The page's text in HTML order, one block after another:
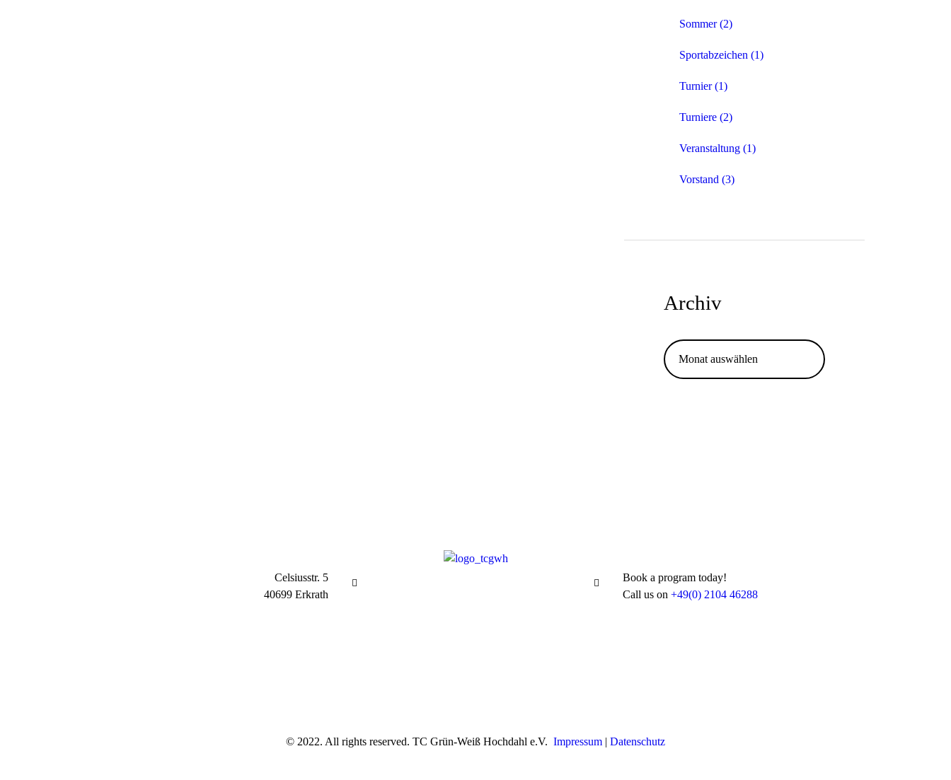
Sommer(2)
Sportabzeichen (1)
Turnier(1)
Turniere (2)
Veranstaltung (1)
Vorstand (3)
Archiv
Archiv
Celsiusstr. 5
40699 Erkrath
Book a program today!
Call us on +49(0) 2104 46288
© 2022. All rights reserved. TC Grün-Weiß Hochdahl e.V. Impressum | Datenschutz